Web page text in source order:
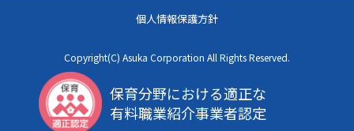
個人情報保護方針
Copyright(C) Asuka Corporation All Rights Reserved.
保育分野における適正な
有料職業紹介事業者認定